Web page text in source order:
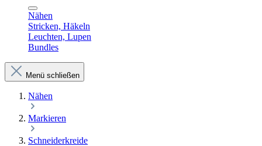
Nähen
Stricken, Häkeln
Leuchten, Lupen
Bundles
Menü schließen
Nähen
Markieren
Schneiderkreide